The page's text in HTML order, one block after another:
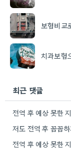
보험비교
치과보험
최근 댓글